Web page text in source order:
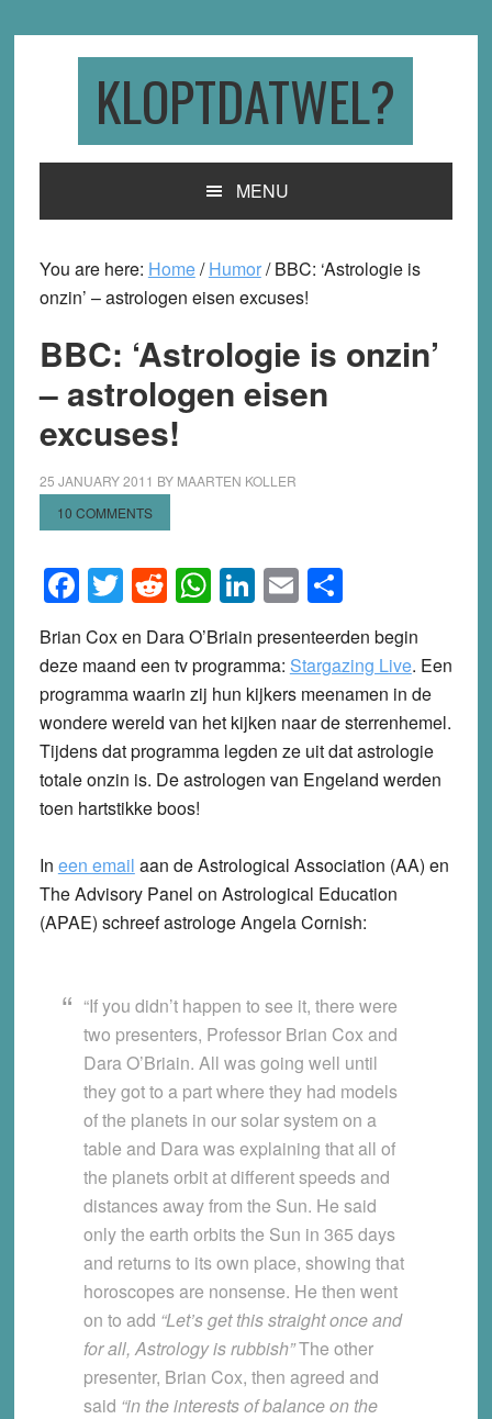
KLOPTDATWEL?
MENU
You are here: Home/ Humor/BBC: ‘Astrologie is
onzin’ – astrologen eisen excuses!
BBC: ‘Astrologie is onzin’
– astrologen eisen
excuses!
25 JANUARY 2011 BY MAARTEN KOLLER
10 COMMENTS
Facebook
Twitter
Reddit
WhatsApp
LinkedIn
EmailShare
Brian Cox en Dara O’Briain presenteerden begin
deze maand een tv programma: Stargazing Live. Een
programma waarin zij hun kijkers meenamen in de
wondere wereld van het kijken naar de sterrenhemel.
Tijdens dat programma legden ze uit dat astrologie
totale onzin is. De astrologen van Engeland werden
toen hartstikke boos!
In een email aan de Astrological Association (AA) en
The Advisory Panel on Astrological Education
(APAE) schreef astrologe Angela Cornish:
“If you didn’t happen to see it, there were
two presenters, Professor Brian Cox and
Dara O’Briain. All was going well until
they got to a part where they had models
of the planets in our solar system on a
table and Dara was explaining that all of
the planets orbit at different speeds and
distances away from the Sun. He said
only the earth orbits the Sun in 365 days
and returns to its own place, showing that
horoscopes are nonsense. He then went
on to add “Let’s get this straight once and
for all, Astrology is rubbish”The other
presenter, Brian Cox, then agreed and
said “in the interests of balance on the